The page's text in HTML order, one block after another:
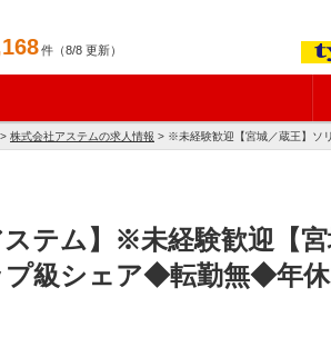
件（8/8 更新）
> 株式会社アステムの求人情報 > ※未経験歓迎【宮城／蔵王】ソ
ステム】※未経験歓迎【
級シェア◆転勤無◆年休